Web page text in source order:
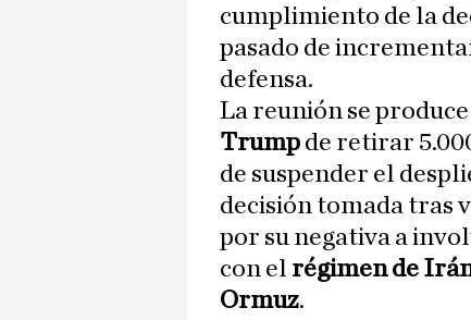
cumplimiento de la
pasado de
defensa.
La reunión se
Trump de retirar
de suspender el
decisión tomada tras
por su negativa a
con el régimen de
Ormuz.